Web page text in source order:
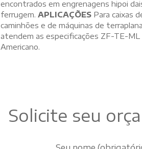
encontrados em engrenagens hipoi
ferrugem. APLICAÇÕES Para caixas
caminhões e de máquinas de
atendem as especificações ZF-TE-
Americano.
Solicite seu